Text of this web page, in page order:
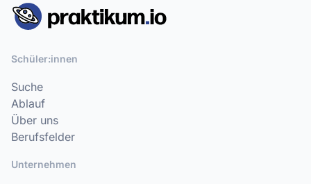
Schüler:innen
Suche
Ablauf
Über uns
Berufsfelder
Unternehmen